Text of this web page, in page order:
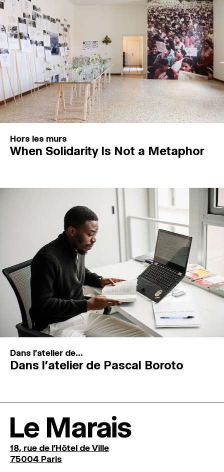
Hors les murs
When Solidarity Is Not a Metaphor
Dans l'atelier de...
Dans l’atelier de Pascal Boroto
Le Marais
18, rue de l'Hôtel de Ville
75004 Paris